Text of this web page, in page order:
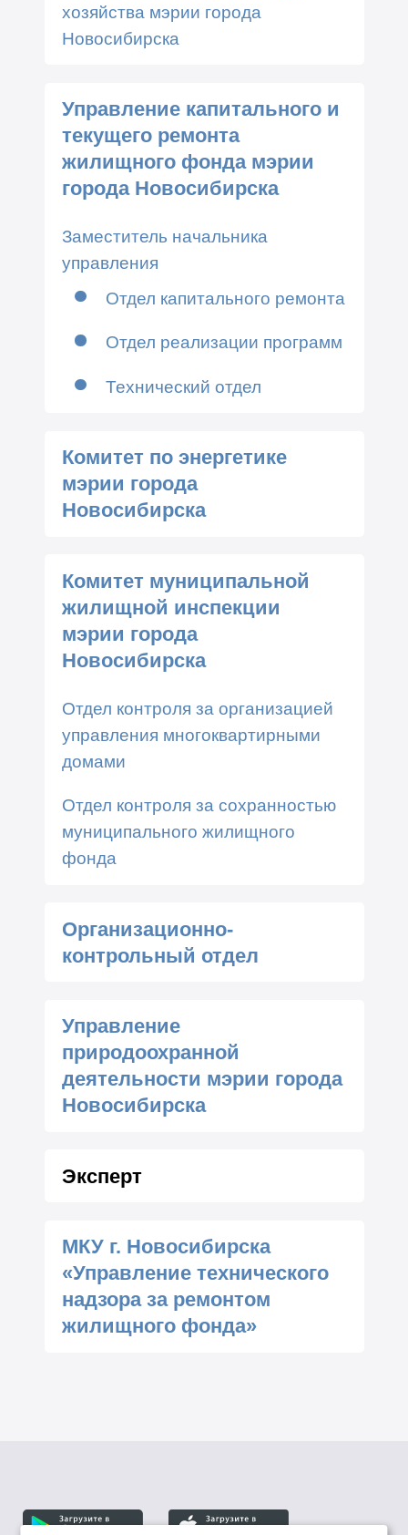
хозяйства мэрии города
Новосибирска
Управление капитального и
текущего ремонта
жилищного фонда мэрии
города Новосибирска
Заместитель начальника
управления
Отдел капитального ремонта
Отдел реализации программ
Технический отдел
Комитет по энергетике
мэрии города
Новосибирска
Комитет муниципальной
жилищной инспекции
мэрии города
Новосибирска
Отдел контроля за организацией
управления многоквартирными
домами
Отдел контроля за сохранностью
муниципального жилищного
фонда
Организационно-
контрольный отдел
Управление
природоохранной
деятельности мэрии города
Новосибирска
Эксперт
МКУ г. Новосибирска
«Управление технического
надзора за ремонтом
жилищного фонда»